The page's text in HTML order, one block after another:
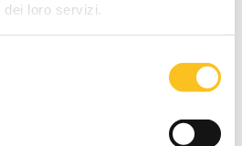
loro servizi.
offerte